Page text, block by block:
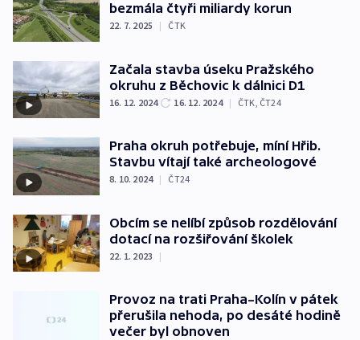
bezmála čtyři miliardy korun
22. 7. 2025 | ČTK
Začala stavba úseku Pražského
okruhu z Běchovic k dálnici D1
16. 12. 2024 16. 12. 2024 | ČTK ČT24
Praha okruh potřebuje, míní Hřib.
Stavbu vítají také archeologové
8. 10. 2024 | ČT24
Obcím se nelíbí způsob rozdělování
dotací na rozšiřování školek
22. 1. 2023 |
Provoz na trati Praha–Kolín v pátek
přerušila nehoda, po desáté hodině
večer byl obnoven